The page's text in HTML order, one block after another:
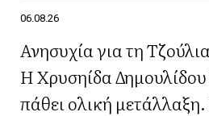
06.08.26
Ανησυχία για τη
Η Χρυσηίδα Δημουλίδου
πάθει ολική